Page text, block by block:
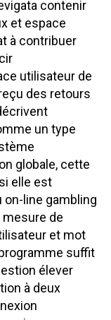
contenir
et espace
à contribuer
utilisateur de
des retours
un type
globale, cette
elle est
on-line gambling
de
et mot
suffit
élever
à deux